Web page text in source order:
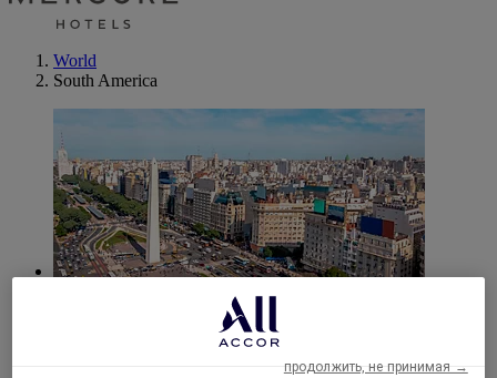
World
South America
продолжить, не принимая →